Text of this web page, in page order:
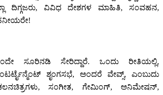
ದಿಗ್ಗಜರು, ವಿವಿಧ ದೇಶಗಳ ಮಾಹಿತಿ, ಸಂವಹನ,
ಸೂರಿನಡಿ ಸೇರಿದ್ದಾರೆ. ಒಂದು ರೀತಿಯಲ್ಲಿ,
ಶೃಂಗಸಭೆ, ಅಂದರೆ ವೇವ್ಸ್, ಎಂಬುದು
ಸಂಗೀತ, ಗೇಮಿಂಗ್, ಅನಿಮೇಷನ್,